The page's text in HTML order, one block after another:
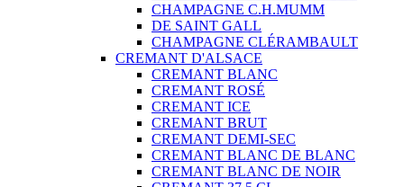
CHAMPAGNE C.H.MUMM
DE SAINT GALL
CHAMPAGNE CLÉRAMBAULT
CREMANT D'ALSACE
CREMANT BLANC
CREMANT ROSÉ
CREMANT ICE
CREMANT BRUT
CREMANT DEMI-SEC
CREMANT BLANC DE BLANC
CREMANT BLANC DE NOIR